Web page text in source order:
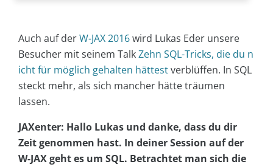
Auch auf derW-JAX 2016wird Lukas Eder unsere
Besucher mit seinem TalkZehn SQL-Tricks, die du n
icht für möglich gehalten hättestverblüffen. In SQL
steckt mehr, als sich mancher hätte träumen
lassen.
JAXenter: Hallo Lukas und danke, dass du dir
Zeit genommen hast. In deiner Session auf der
W-JAX geht es um SQL. Betrachtet man sich die